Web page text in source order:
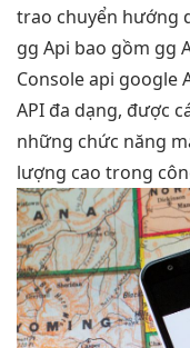
trao chuyển hướng
gg Api bao gồm gg
Console api google
API đa dạng, được
những chức năng
lượng cao trong